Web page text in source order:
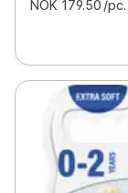
NOK 179.50 /pc.